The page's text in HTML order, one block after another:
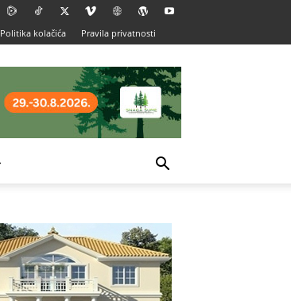
Politika kolačića Pravila privatnosti